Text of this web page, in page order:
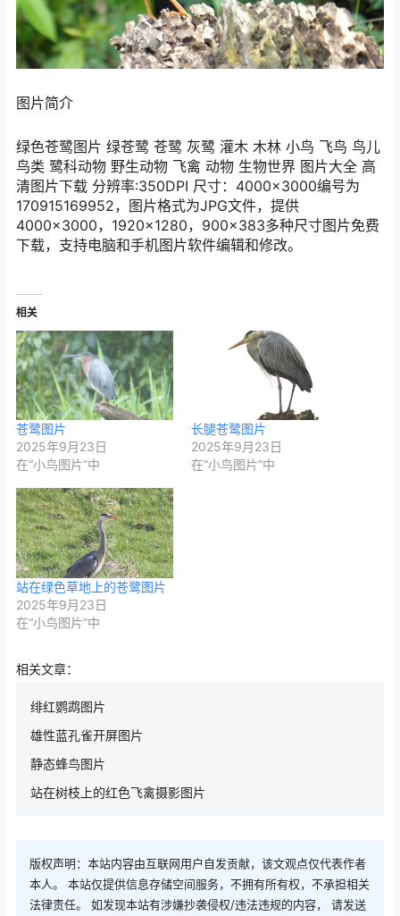
图片简介
绿色苍鹭图片 绿苍鹭 苍鹭 灰鹭 灌木 木林 小鸟 飞鸟 鸟儿
鸟类 鹭科动物 野生动物 飞禽 动物 生物世界 图片大全 高
清图片下载 分辨率:350DPI 尺寸：4000×3000编号为
170915169952，图片格式为JPG文件，提供
4000×3000，1920×1280，900×383多种尺寸图片免费
下载，支持电脑和手机图片软件编辑和修改。
相关
苍鹭图片
2025年9月23日
在“小鸟图片”中
长腿苍鹭图片
2025年9月23日
在“小鸟图片”中
站在绿色草地上的苍鹭图片
2025年9月23日
在“小鸟图片”中
相关文章：
绯红鹦鹉图片
雄性蓝孔雀开屏图片
静态蜂鸟图片
站在树枝上的红色飞禽摄影图片
版权声明：本站内容由互联网用户自发贡献，该文观点仅代表作者
本人。 本站仅提供信息存储空间服务，不拥有所有权，不承担相关
法律责任。 如发现本站有涉嫌抄袭侵权/违法违规的内容， 请发送